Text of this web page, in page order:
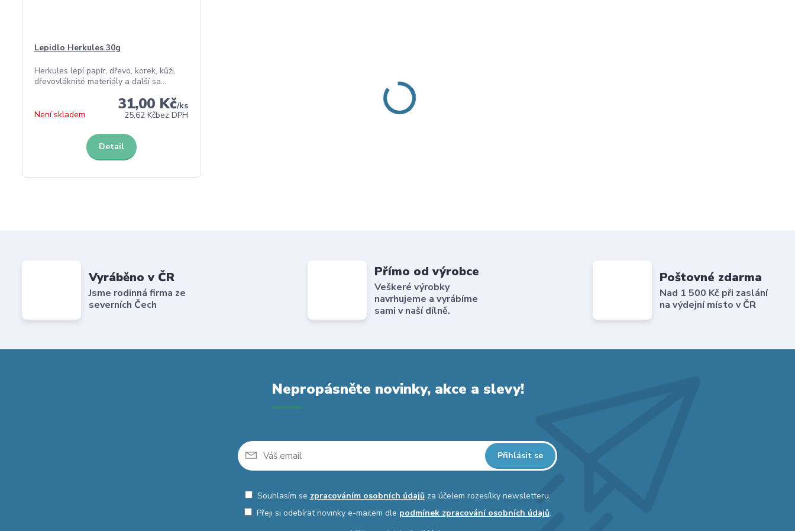
Lepidlo Herkules 30g
Herkules lepí papír, dřevo, korek, kůži,
dřevovláknité materiály a další sa...
31,00 Kč/ks
25,62 Kčbez DPH
Není skladem
Detail
Vyráběno v ČR
Jsme rodinná firma ze
severních Čech
Přímo od výrobce
Veškeré výrobky
navrhujeme a vyrábíme
sami v naší dílně.
Poštovné zdarma
Nad 1 500 Kč při zaslání
na výdejní místo v ČR
Nepropásněte novinky, akce a slevy!
Přihlásit se
Souhlasím se zpracováním osobních údajůza účelem rozesílky newsletteru.
Přeji si odebírat novinky e-mailem dle podmínek zpracování osobních údajů.